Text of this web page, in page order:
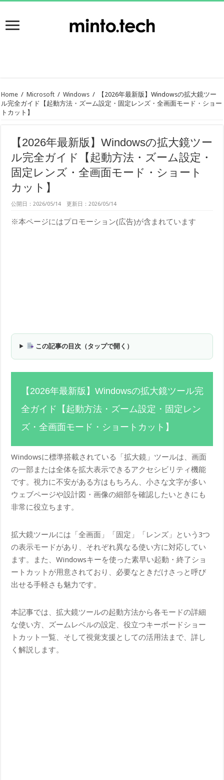
Home / Microsoft / Windows /
【2026年最新版】Windowsの拡大鏡ツー
ル完全ガイド【起動方法・ズーム設定・固定レンズ・全画面モード・ショー
トカット】
【2026年最新版】Windowsの拡大鏡ツー
ル完全ガイド【起動方法・ズーム設定・
固定レンズ・全画面モード・ショート
カット】
公開日：2026/05/14 更新日：2026/05/14
※本ページにはプロモーション(広告)が含まれています
この記事の目次（タップで開く）
【2026年最新版】Windowsの拡大鏡ツール完
全ガイド【起動方法・ズーム設定・固定レン
ズ・全画面モード・ショートカット】
Windowsに標準搭載されている「拡大鏡」ツールは、画面
の一部または全体を拡大表示できるアクセシビリティ機能
です。視力に不安がある方はもちろん、小さな文字が多い
ウェブページや設計図・画像の細部を確認したいときにも
非常に役立ちます。
拡大鏡ツールには「全画面」「固定」「レンズ」という3つ
の表示モードがあり、それぞれ異なる使い方に対応してい
ます。また、Windowsキーを使った素早い起動・終了ショ
ートカットが用意されており、必要なときだけさっと呼び
出せる手軽さも魅力です。
本記事では、拡大鏡ツールの起動方法から各モードの詳細
な使い方、ズームレベルの設定、役立つキーボードショー
トカット一覧、そして視覚支援としての活用法まで、詳し
く解説します。